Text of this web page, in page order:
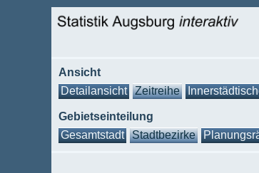
Ansicht
Detailansicht
Zeitreihe
Gebietseinteilung
Gesamtstadt
Stadtbezirke